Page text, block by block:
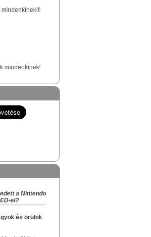
mindenkinek!
s túlélő vagy
"rejtett" Survivor
ünnepekre, az
és a Karácsony
hogyan zajlik
az oldal.
a Nintendo
el?
és örülök